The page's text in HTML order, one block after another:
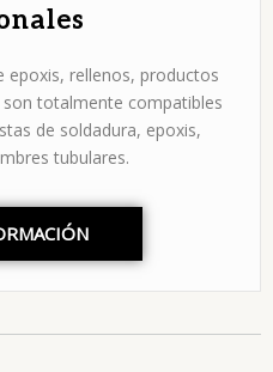
epoxis, rellenos, productos
totalmente compatibles
de soldadura, epoxis,
tubulares.